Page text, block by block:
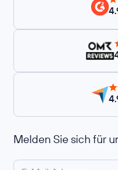
Melden Sie sich für